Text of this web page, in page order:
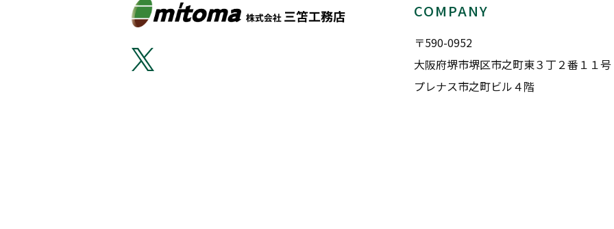
COMPANY
〒590-0952
大阪府堺市堺区市之町東３丁２番１１号
プレナス市之町ビル４階